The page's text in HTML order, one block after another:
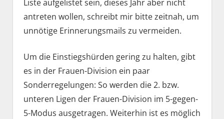
Liste aufgelistet sein, dieses Jahr aber nicht
antreten wollen, schreibt mir bitte zeitnah, um
unnötige Erinnerungsmails zu vermeiden.
Um die Einstiegshürden gering zu halten, gibt
es in der Frauen-Division ein paar
Sonderregelungen: So werden die 2. bzw.
unteren Ligen der Frauen-Division im 5-gegen-
5-Modus ausgetragen. Weiterhin ist es möglich